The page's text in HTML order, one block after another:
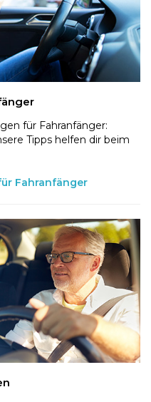
für Fahranfänger:
Tipps helfen dir beim
Fahranfänger